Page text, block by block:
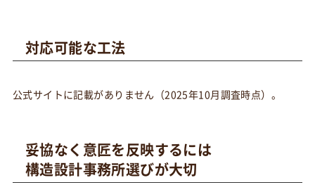
対応可能な工法
公式サイトに記載がありません（2025年10月調査時点）。
妥協なく意匠を反映するには
構造設計事務所選びが大切